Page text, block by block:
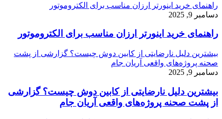
راهنمای خرید اینورتر ارزان مناسب برای الکتروموتور
دسامبر 9, 2025
راهنمای خرید اینورتر ارزان مناسب برای الکتروموتور
بیشترین دلیل نارضایتی از کابین دوش چیست؟ گزارشی از پشت
صحنه پروژه‌های واقعی آریان جام
دسامبر 9, 2025
بیشترین دلیل نارضایتی از کابین دوش چیست؟ گزارشی
از پشت صحنه پروژه‌های واقعی آریان جام